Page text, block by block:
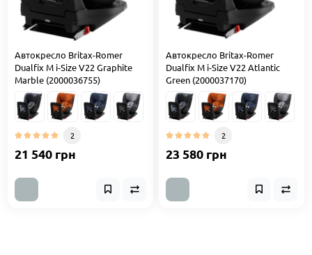
Автокресло Britax-Romer
Dualfix M i-Size V22 Graphite
Marble (2000036755)
2
21 540 грн
Автокресло Britax-Romer
Dualfix M i-Size V22 Atlantic
Green (2000037170)
2
23 580 грн